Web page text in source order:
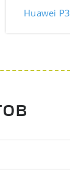
Huawei